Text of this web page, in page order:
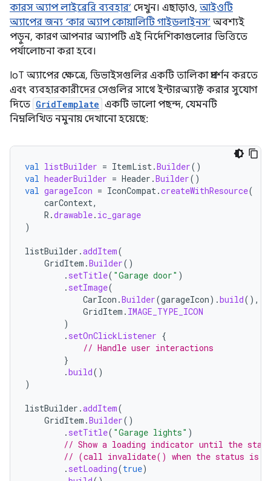
কারস অ্যাপ লাইব্রেরি ব্যবহার’ দেখুন। এছাড়াও, আইওটি
অ্যাপের জন্য ‘কার অ্যাপ কোয়ালিটি গাইডলাইনস’ অবশ্যই
পড়ুন, কারণ আপনার অ্যাপটি এই নির্দেশিকাগুলোর ভিত্তিতে
পর্যালোচনা করা হবে।
IoT অ্যাপের ক্ষেত্রে, ডিভাইসগুলির একটি তালিকা প্রদর্শন করতে
এবং ব্যবহারকারীদের সেগুলির সাথে ইন্টারঅ্যাক্ট করার সুযোগ
দিতে GridTemplate একটি ভালো পছন্দ, যেমনটি
নিম্নলিখিত নমুনায় দেখানো হয়েছে:
val listBuilder = ItemList.Builder()
val headerBuilder = Header .Builder()
val garageIcon = IconCompat.createWithResource(
carContext,
R .drawable. ic_garage
)
listBuilder .addItem(
GridItem .Builder()
. setTitle( "Garage door" )
. setImage(
CarIcon .Builder(garageIcon).build(),
GridItem . IMAGE_TYPE_ICON
)
. setOnClickListener {
// Handle user interactions
}
.build()
)
listBuilder .addItem(
GridItem .Builder()
. setTitle( "Garage lights" )
// Show a loading indicator until the
// (call invalidate() when the status is
. setLoading(true)